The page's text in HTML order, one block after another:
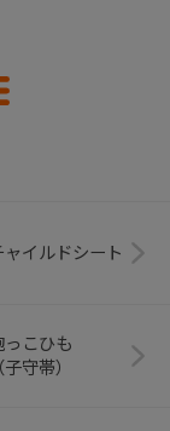
ャイルドシート
っこひも
子守帯）